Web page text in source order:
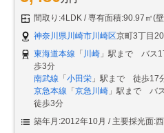
間取り:4LDK
専有面積:90.97㎡(
神奈川県川崎市川崎区京町3丁目
東海道本線 「 川崎 」駅まで バス
歩3分
南武線 「小田栄 」駅まで 徒歩17
京急本線 「京急川崎 」駅まで バ
徒歩3分
築年月:2012年10月
主要採光面:西